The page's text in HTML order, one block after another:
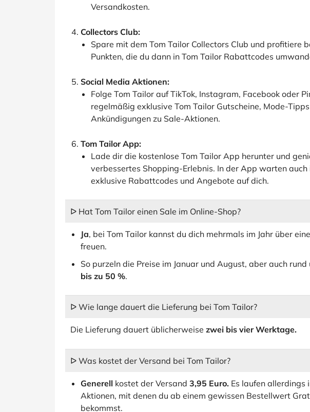
Versandkosten.
Collectors Club:
Spare mit dem Tom Tailor Collectors Club und profitiere
Punkten, die du dann in Tom Tailor Rabattcodes
Social Media Aktionen:
Folge Tom Tailor auf TikTok, Instagram, Facebook oder
regelmäßig exklusive Tom Tailor Gutscheine, Mode-
Ankündigungen zu Sale-Aktionen.
Tom Tailor App:
Lade dir die kostenlose Tom Tailor App herunter und
verbessertes Shopping-Erlebnis. In der App warten
exklusive Rabattcodes und Angebote auf dich.
ᐅ Hat Tom Tailor einen Sale im Online-Shop?
Ja, bei Tom Tailor kannst du dich mehrmals im Jahr über
freuen.
So purzeln die Preise im Januar und August, aber auch
bis zu 50 %.
ᐅ Wie lange dauert die Lieferung bei Tom Tailor?
Die Lieferung dauert üblicherweise zwei bis vier Werktage.
ᐅ Was kostet der Versand bei Tom Tailor?
Generell kostet der Versand 3,95 Euro. Es laufen allerdings
Aktionen, mit denen du ab einem gewissen Bestellwert
bekommst.